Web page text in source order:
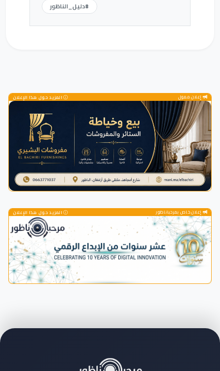
#دليل_الناظور
إعلان ممول المزيد حول هذا الإعلان
إعلان خاص بمرحباناظور المزيد حول هذا الإعلان